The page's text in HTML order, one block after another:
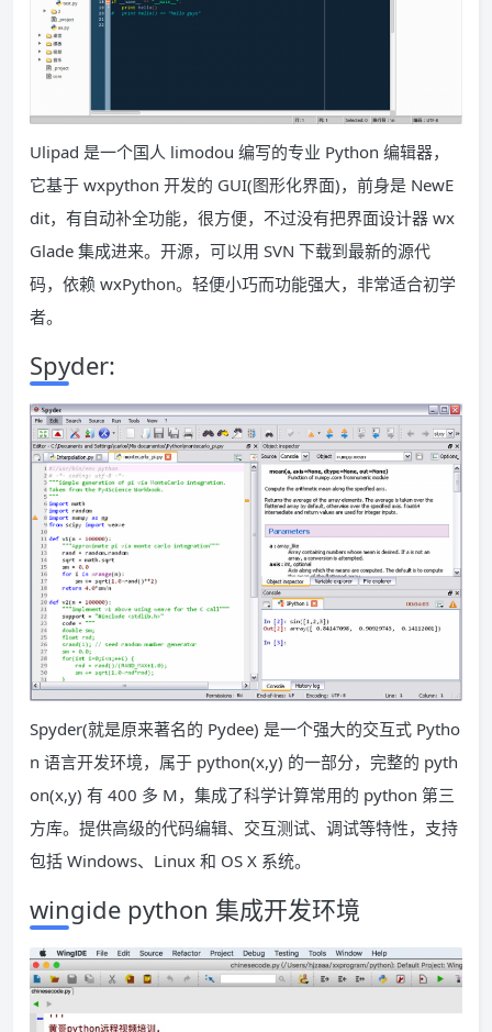
Ulipad 是一个国人 limodou 编写的专业 Python 编辑器，
它基于 wxpython 开发的 GUI(图形化界面)，前身是 NewE
dit，有自动补全功能，很方便，不过没有把界面设计器 wx
Glade 集成进来。开源，可以用 SVN 下载到最新的源代
码，依赖 wxPython。轻便小巧而功能强大，非常适合初学
者。
Spyder:
Spyder(就是原来著名的 Pydee) 是一个强大的交互式 Pytho
n 语言开发环境，属于 python(x,y) 的一部分，完整的 pyth
on(x,y) 有 400 多 M，集成了科学计算常用的 python 第三
方库。提供高级的代码编辑、交互测试、调试等特性，支持
包括 Windows、Linux 和 OS X 系统。
wingide python 集成开发环境